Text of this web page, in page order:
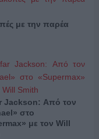
με την παρέα
Jackson: Από τον
στο
με τον Will